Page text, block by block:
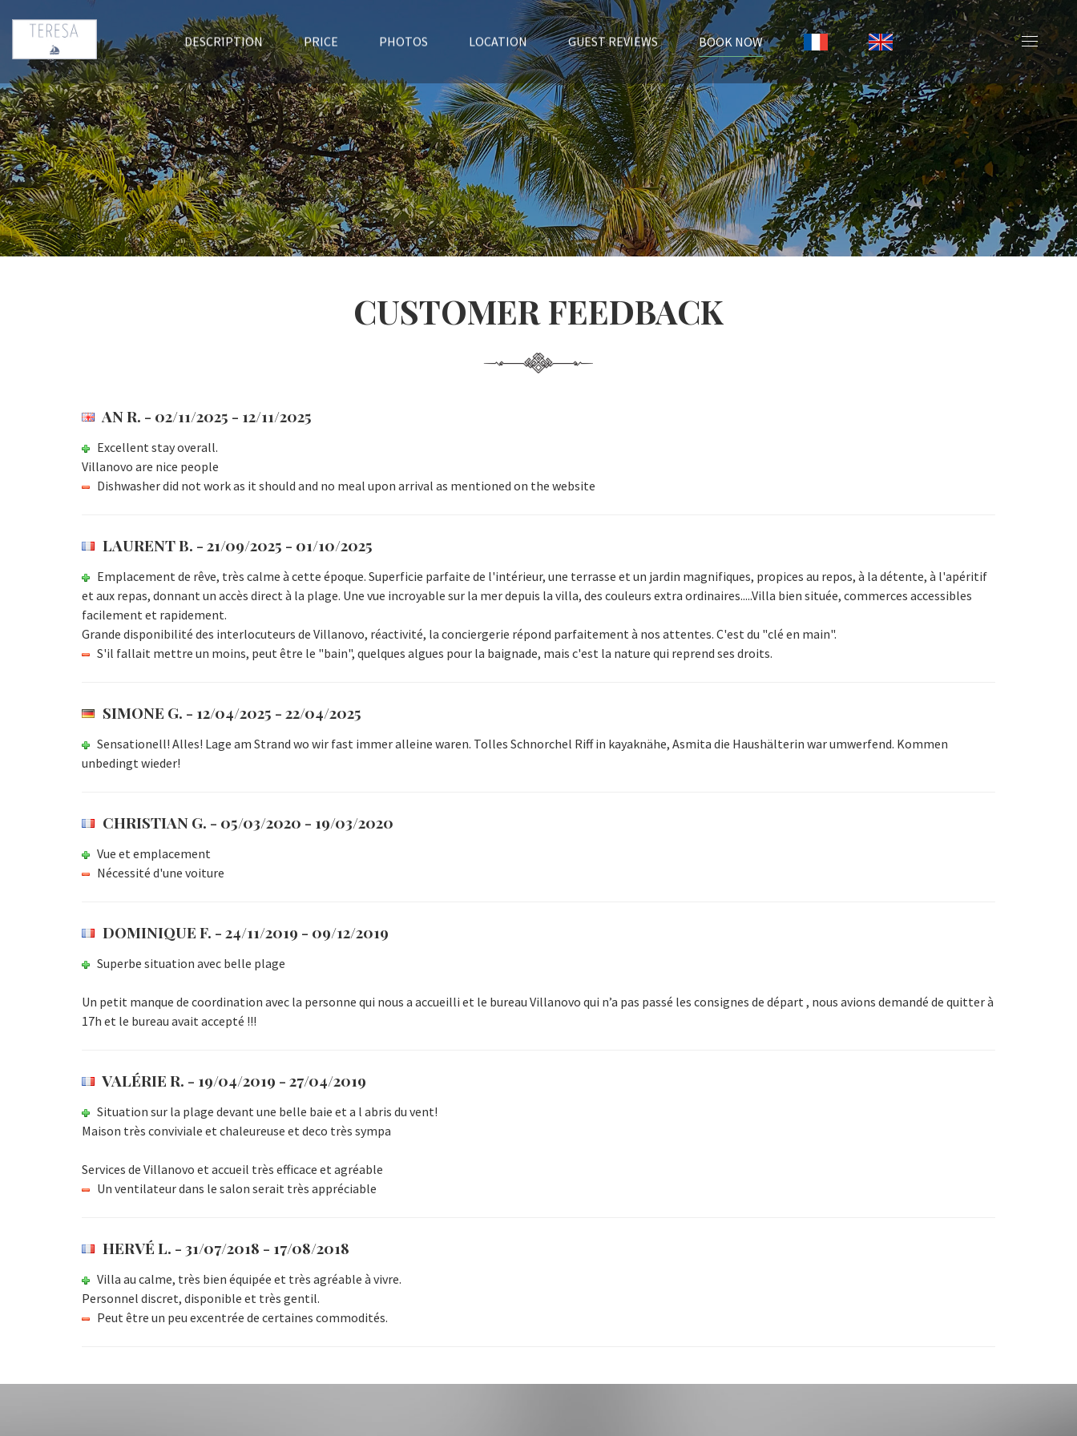
DESCRIPTION PRICE PHOTOS LOCATION GUEST REVIEWS BOOK NOW
CUSTOMER FEEDBACK
AN R. - 02/11/2025 - 12/11/2025
Excellent stay overall.
Villanovo are nice people
Dishwasher did not work as it should and no meal upon arrival as mentioned on the website
LAURENT B. - 21/09/2025 - 01/10/2025
Emplacement de rêve, très calme à cette époque. Superficie parfaite de l'intérieur, une terrasse et un jardin magnifiques, propices au repos, à la détente, à l'apéritif
et aux repas, donnant un accès direct à la plage. Une vue incroyable sur la mer depuis la villa, des couleurs extra ordinaires.....Villa bien située, commerces accessibles
facilement et rapidement.
Grande disponibilité des interlocuteurs de Villanovo, réactivité, la conciergerie répond parfaitement à nos attentes. C'est du "clé en main".
S'il fallait mettre un moins, peut être le "bain", quelques algues pour la baignade, mais c'est la nature qui reprend ses droits.
SIMONE G. - 12/04/2025 - 22/04/2025
Sensationell! Alles! Lage am Strand wo wir fast immer alleine waren. Tolles Schnorchel Riff in kayaknähe, Asmita die Haushälterin war umwerfend. Kommen
unbedingt wieder!
CHRISTIAN G. - 05/03/2020 - 19/03/2020
Vue et emplacement
Nécessité d'une voiture
DOMINIQUE F. - 24/11/2019 - 09/12/2019
Superbe situation avec belle plage
Un petit manque de coordination avec la personne qui nous a accueilli et le bureau Villanovo qui n’a pas passé les consignes de départ , nous avions demandé de quitter à
17h et le bureau avait accepté !!!
VALÉRIE R. - 19/04/2019 - 27/04/2019
Situation sur la plage devant une belle baie et a l abris du vent!
Maison très conviviale et chaleureuse et deco très sympa
Services de Villanovo et accueil très efficace et agréable
Un ventilateur dans le salon serait très appréciable
HERVÉ L. - 31/07/2018 - 17/08/2018
Villa au calme, très bien équipée et très agréable à vivre.
Personnel discret, disponible et très gentil.
Peut être un peu excentrée de certaines commodités.